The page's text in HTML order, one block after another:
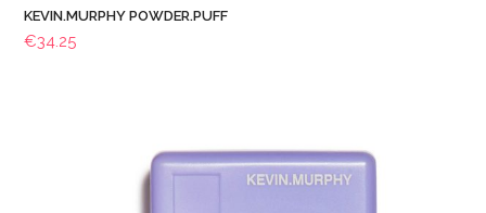
KEVIN.MURPHY POWDER.PUFF
€34.25